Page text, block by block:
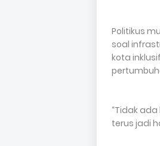
Politikus
soal
kota
“Tidak
terus jadi